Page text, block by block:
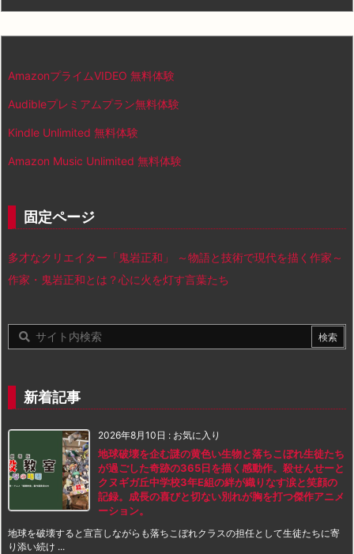
AmazonプライムVIDEO 無料体験
Audibleプレミアムプラン無料体験
Kindle Unlimited 無料体験
Amazon Music Unlimited 無料体験
固定ページ
多才なクリエイター「鬼岩正和」 ～物語と技術で現代を描く作家～
作家・鬼岩正和とは？心に火を灯す言葉たち
新着記事
2026年8月10日 : お気に入り
地球破壊を企む謎の黄色い生物と落ちこぼれ生徒たち
が過ごした奇跡の365日を描く感動作。殺せんせーと
クヌギガ丘中学校3年E組の絆が織りなす涙と笑顔の
記録。成長の喜びと切ない別れが胸を打つ傑作アニメ
ーション。
地球を破壊すると宣言しながらも落ちこぼれクラスの担任として生徒たちに寄
り添い続け ...